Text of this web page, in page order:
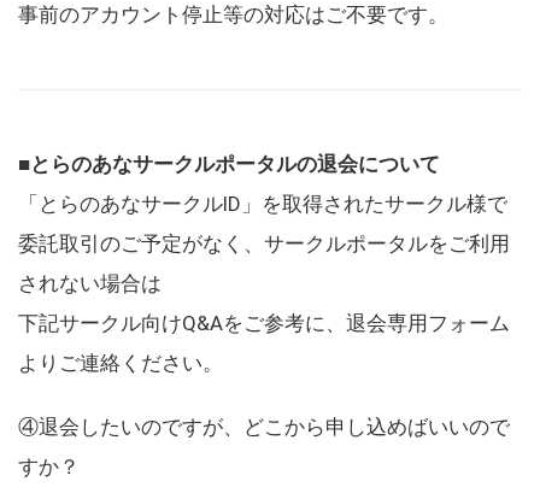
事前のアカウント停止等の対応はご不要です。
■とらのあなサークルポータルの退会について
「とらのあなサークルID」を取得されたサークル様で
委託取引のご予定がなく、サークルポータルをご利用
されない場合は
下記サークル向けQ&Aをご参考に、退会専用フォーム
よりご連絡ください。
④退会したいのですが、どこから申し込めばいいので
すか？